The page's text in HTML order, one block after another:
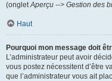
(ongletAperçu --> Gestion des
Haut
Pourquoi mon message doit
L’administrateur peut avoir
vous postez nécessitent d’être
que l’administrateur vous ait